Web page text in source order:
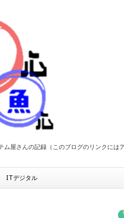
屋さんの記録（このブログのリンクには
ITデジタル